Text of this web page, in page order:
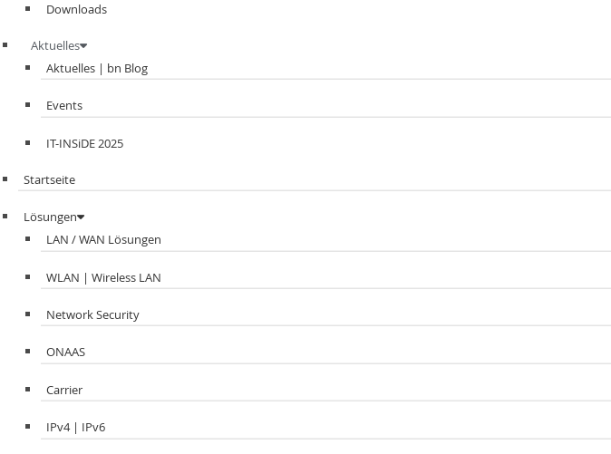
Downloads
Aktuelles
Aktuelles | bn Blog
Events
IT-INSiDE 2025
Startseite
Lösungen
LAN / WAN Lösungen
WLAN | Wireless LAN
Network Security
ONAAS
Carrier
IPv4 | IPv6